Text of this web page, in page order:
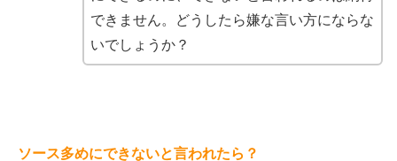
できません。どうしたら嫌な言い方にならな
いでしょうか？
ソース多めにできないと言われたら？